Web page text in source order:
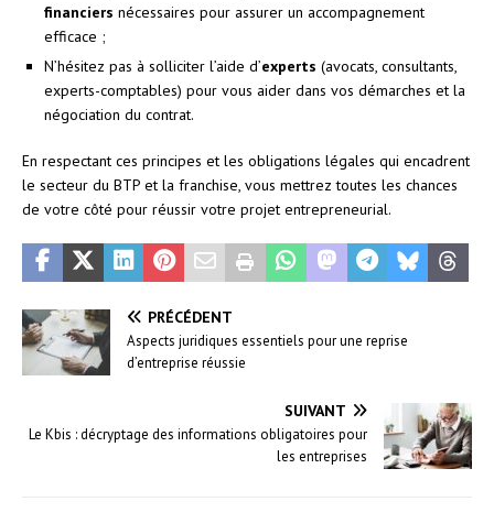
financiers nécessaires pour assurer un accompagnement
efficace ;
N’hésitez pas à solliciter l’aide d’experts (avocats, consultants,
experts-comptables) pour vous aider dans vos démarches et la
négociation du contrat.
En respectant ces principes et les obligations légales qui encadrent
le secteur du BTP et la franchise, vous mettrez toutes les chances
de votre côté pour réussir votre projet entrepreneurial.
PRÉCÉDENT
Aspects juridiques essentiels pour une reprise
d’entreprise réussie
SUIVANT
Le Kbis : décryptage des informations obligatoires pour
les entreprises